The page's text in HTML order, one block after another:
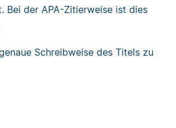
Bei der APA-Zitierweise ist dies
Schreibweise des Titels zu